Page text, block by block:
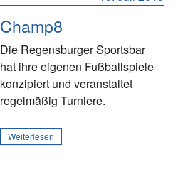
Champ8
Die Regensburger Sportsbar
hat ihre eigenen Fußballspiele
konzipiert und veranstaltet
regelmäßig Turniere.
Weiterlesen